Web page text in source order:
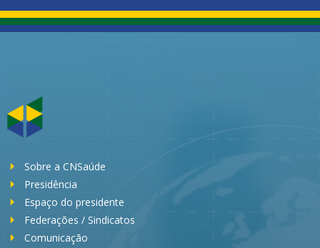
Sobre a CNSaúde
Presidência
Espaço do presidente
Federações / Sindicatos
Comunicação